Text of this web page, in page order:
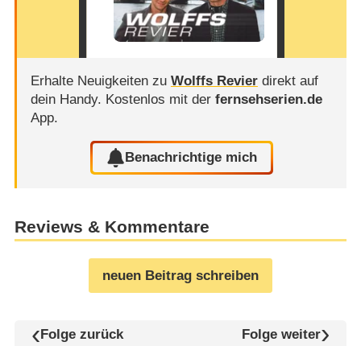
Erhalte Neuigkeiten zu Wolffs Revierdirekt auf
dein Handy. Kostenlos mit der fernsehserien.de
App.
Benachrichtige mich
Reviews & Kommentare
neuen Beitrag schreiben
Folge zurück Folge weiter